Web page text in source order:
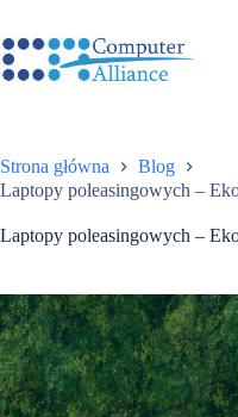
treści
Strona główna
Blog
Laptopy poleasingowych –
Laptopy poleasingowych –